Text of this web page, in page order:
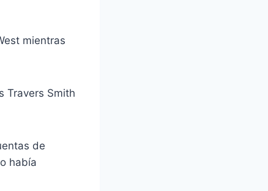
mientras
Travers Smith
de
había